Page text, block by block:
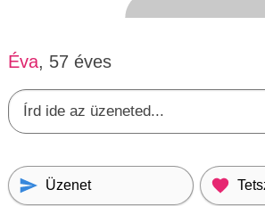
Éva, 57 éves
Üzenet